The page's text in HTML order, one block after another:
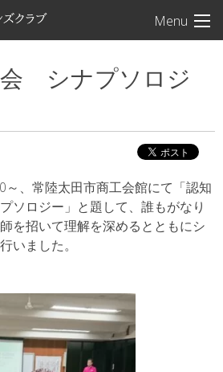
Menu
常陸太田ライオン
会 シナプソロジ
～、常陸太田市商工会館にて「認知
ソロジー」と題して、誰もがなり
を招いて理解を深めるとともにシ
いました。